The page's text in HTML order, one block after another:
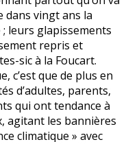
dans vingt ans la
leurs glapissements
repris et
sic à la Foucart.
c’est que de plus en
d’adultes, parents,
qui ont tendance à
agitant les bannières
climatique » avec